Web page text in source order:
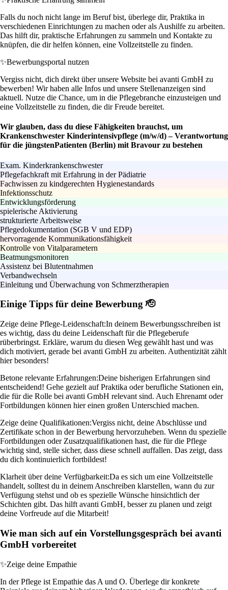
Falls du noch nicht lange im Beruf bist, überlege dir, Praktika in
verschiedenen Einrichtungen zu machen oder als Aushilfe zu arbeiten.
Das hilft dir, praktische Erfahrungen zu sammeln und Kontakte zu
knüpfen, die dir helfen können, eine Vollzeitstelle zu finden.
✨Bewerbungsportal nutzen
Vergiss nicht, dich direkt über unsere Website bei avanti GmbH zu
bewerben! Wir haben alle Infos und unsere Stellenanzeigen sind
aktuell. Nutze die Chance, um in die Pflegebranche einzusteigen und
eine Vollzeitstelle zu finden, die dir Freude bereitet.
Wir glauben, dass du diese Fähigkeiten brauchst, um
Krankenschwester Kinderintensivpflege (m/w/d) – Verantwortung
für die jüngstenPatienten (Berlin) mit Bravour zu bestehen
Exam. Kinderkrankenschwester
Pflegefachkraft mit Erfahrung in der Pädiatrie
Fachwissen zu kindgerechten Hygienestandards
Infektionsschutz
Entwicklungsförderung
spielerische Aktivierung
strukturierte Arbeitsweise
Pflegedokumentation (SGB V und EDP)
hervorragende Kommunikationsfähigkeit
Kontrolle von Vitalparametern
Beatmungsmonitoren
Assistenz bei Blutentnahmen
Verbandwechseln
Einleitung und Überwachung von Schmerztherapien
Einige Tipps für deine Bewerbung 🫡
Zeige deine Pflege-Leidenschaft:In deinem Bewerbungsschreiben ist
es wichtig, dass du deine Leidenschaft für die Pflegeberufe
rüberbringst. Erkläre, warum du diesen Weg gewählt hast und was
dich motiviert, gerade bei avanti GmbH zu arbeiten. Authentizität zählt
hier besonders!
Betone relevante Erfahrungen:Deine bisherigen Erfahrungen sind
entscheidend! Gehe gezielt auf Praktika oder berufliche Stationen ein,
die für die Rolle bei avanti GmbH relevant sind. Auch Ehrenamt oder
Fortbildungen können hier einen großen Unterschied machen.
Zeige deine Qualifikationen:Vergiss nicht, deine Abschlüsse und
Zertifikate schon in der Bewerbung hervorzuheben. Wenn du spezielle
Fortbildungen oder Zusatzqualifikationen hast, die für die Pflege
wichtig sind, stelle sicher, dass diese schnell auffallen. Das zeigt, dass
du dich kontinuierlich fortbildest!
Klarheit über deine Verfügbarkeit:Da es sich um eine Vollzeitstelle
handelt, solltest du in deinem Anschreiben klarstellen, wann du zur
Verfügung stehst und ob es spezielle Wünsche hinsichtlich der
Schichten gibt. Das hilft avanti GmbH, besser zu planen und zeigt
deine Vorfreude auf die Mitarbeit!
Wie man sich auf ein Vorstellungsgespräch bei avanti
GmbH vorbereitet
✨Zeige deine Empathie
In der Pflege ist Empathie das A und O. Überlege dir konkrete